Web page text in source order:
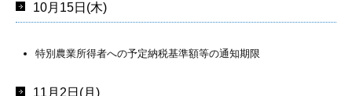
10月15日(木)
特別農業所得者への予定納税基準額等の通知期限
11月2日(月)